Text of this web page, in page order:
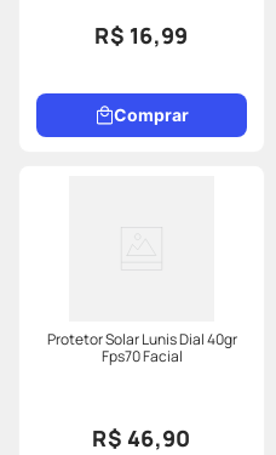
R$ 16,99
Comprar
Protetor Solar Lunis Dial 40gr
Fps70 Facial
R$ 46,90